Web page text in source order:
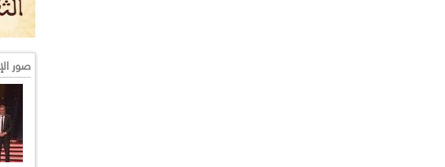
صور